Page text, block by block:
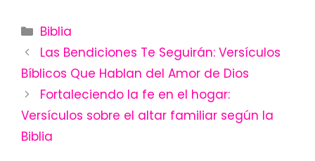
Categories
Biblia
Las Bendiciones Te Seguirán: Versículos
Bíblicos Que Hablan del Amor de Dios
Fortaleciendo la fe en el hogar:
Versículos sobre el altar familiar según la
Biblia